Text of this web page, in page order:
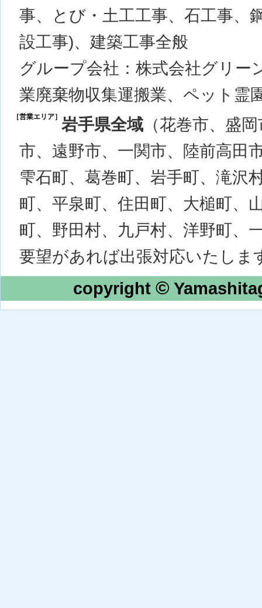
事、とび・土工工事、石工事、
設工事)、建築工事全般
グループ会社：株式会社グリー
業廃棄物収集運搬業、ペット霊
［営業エリア］ 岩手県全域 （花巻市、盛
市、遠野市、一関市、陸前高田
雫石町、葛巻町、岩手町、滝沢
町、平泉町、住田町、大槌町、
町、野田村、九戸村、洋野町、
要望があれば出張対応いたしま
copyright ©